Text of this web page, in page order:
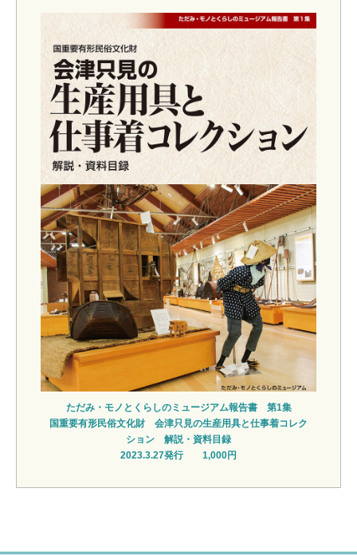
ただみ・モノとくらしのミュージアム報告書 第1集
国重要有形民俗文化財 会津只見の生産用具と仕事着コレク
ション 解説・資料目録
2023.3.27発行 1,000円